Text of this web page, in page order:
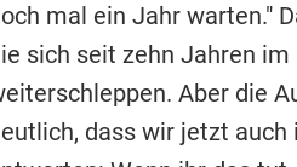
mal ein Jahr warten."
sich seit zehn Jahren im
Aber die
dass wir jetzt auch